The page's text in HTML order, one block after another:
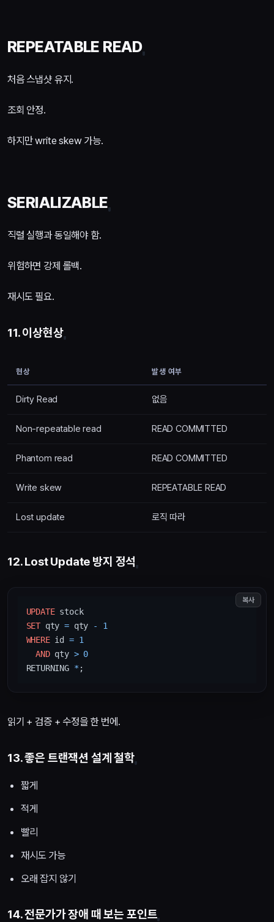
REPEATABLE READ
처음 스냅샷 유지.
조회 안정.
하지만 write skew 가능.
SERIALIZABLE
직렬 실행과 동일해야 함.
위험하면 강제 롤백.
재시도 필요.
11. 이상현상
현상 발생 여부
Dirty Read 없음
Non-repeatable read READ COMMITTED
Phantom read READ COMMITTED
Write skew REPEATABLE READ
Lost update 로직 따라
12. Lost Update 방지 정석
UPDATE
stock
SET qty = qty -
1
WHERE id = 1
AND qty > 0
RETURNING *
복사
읽기 + 검증 + 수정을 한 번에.
13. 좋은 트랜잭션 설계 철학
짧게
적게
빨리
재시도 가능
오래 잡지 않기
14. 전문가가 장애 때 보는 포인트